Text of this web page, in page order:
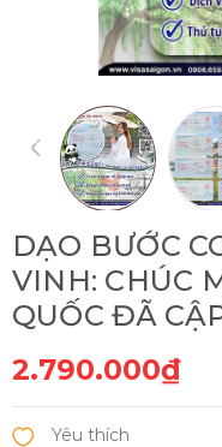
DẠO BƯỚC
VINH: CHÚC
QUỐC ĐÃ
2.790.000₫